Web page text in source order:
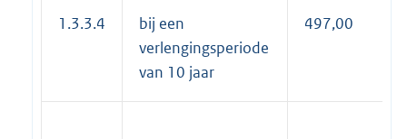
1.3.3.4
bij een
verlengingsperiode
van 10 jaar
497,00